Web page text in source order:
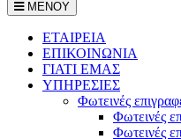
ΜΕΝΟΥ
ΕΤΑΙΡEΙΑ
ΕΠΙΚΟΙΝΩΝΙΑ
ΓΙΑΤΙ ΕΜΑΣ
ΥΠΗΡΕΣΙΕΣ
Φωτεινές
Φωτεινές
Φωτεινές